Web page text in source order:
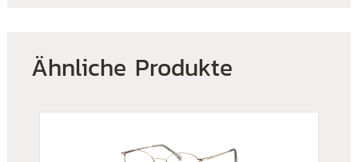
Ähnliche Produkte